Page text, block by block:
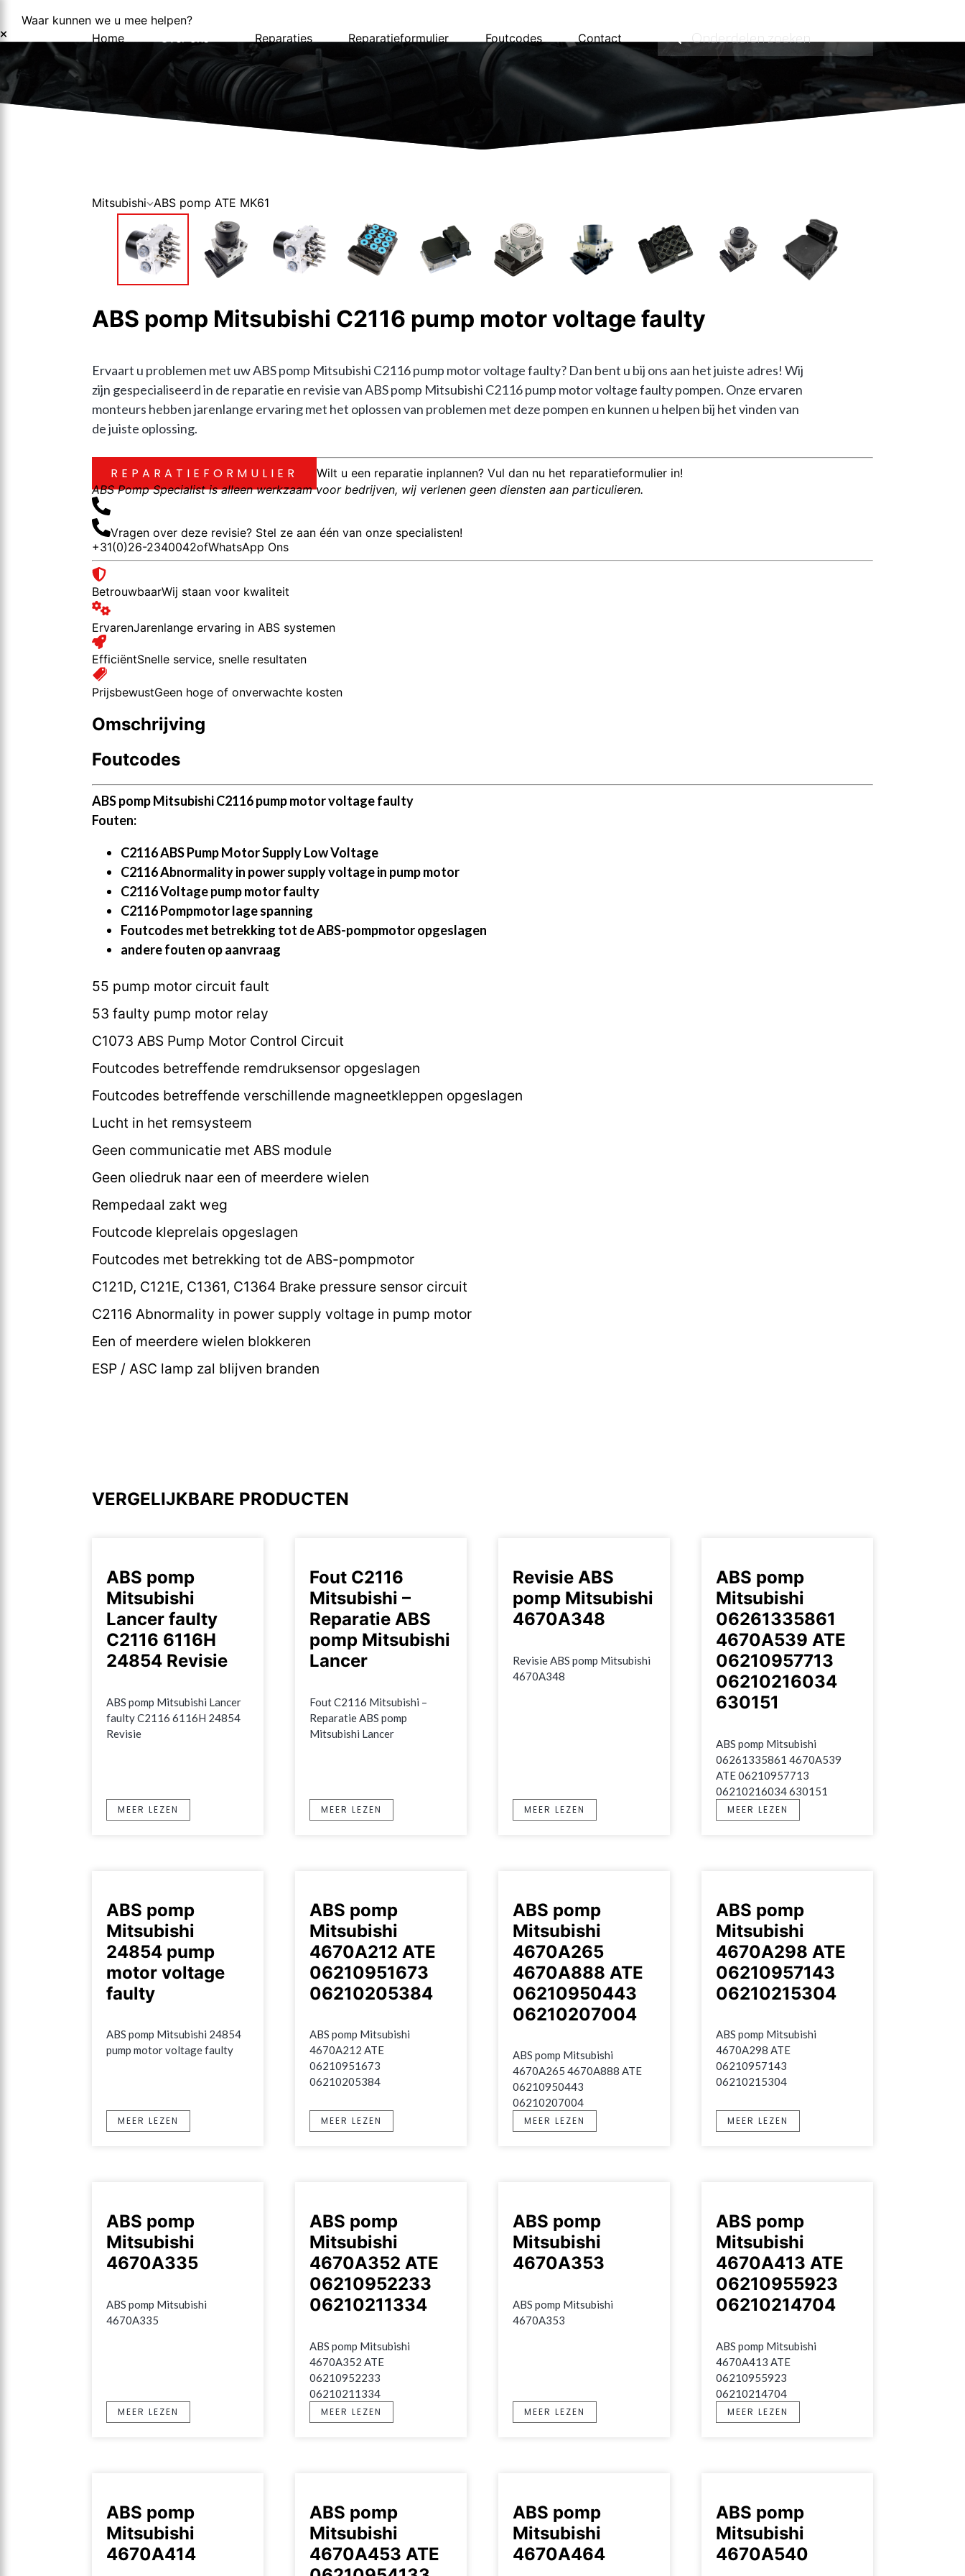
Waar kunnen we u mee helpen?
Home
Reparaties Reparatieformulier Foutcodes Contact
Mitsubishi ABS pomp ATE MK61
ABS pomp Mitsubishi C2116 pump motor voltage faulty
Ervaart u problemen met uw ABS pomp Mitsubishi C2116 pump motor voltage faulty? Dan bent u bij ons aan het juiste adres! Wij
zijn gespecialiseerd in de reparatie en revisie van ABS pomp Mitsubishi C2116 pump motor voltage faulty pompen. Onze ervaren
monteurs hebben jarenlange ervaring met het oplossen van problemen met deze pompen en kunnen u helpen bij het vinden van
de juiste oplossing.
REPARATIEFORMULIER
Wilt u een reparatie inplannen? Vul dan nu het reparatieformulier in!
ABS Pomp Specialist is alleen werkzaam voor bedrijven, wij verlenen geen diensten aan particulieren.
Vragen over deze revisie? Stel ze aan één van onze specialisten!
+31(0)26-2340042ofWhatsApp Ons
BetrouwbaarWij staan voor kwaliteit
ErvarenJarenlange ervaring in ABS systemen
EfficiëntSnelle service, snelle resultaten
PrijsbewustGeen hoge of onverwachte kosten
Omschrijving
Foutcodes
ABS pomp Mitsubishi C2116 pump motor voltage faulty
Fouten:
C2116 ABS Pump Motor Supply Low Voltage
C2116 Abnormality in power supply voltage in pump motor
C2116 Voltage pump motor faulty
C2116 Pompmotor lage spanning
Foutcodes met betrekking tot de ABS-pompmotor opgeslagen
andere fouten op aanvraag
55 pump motor circuit fault
53 faulty pump motor relay
C1073 ABS Pump Motor Control Circuit
Foutcodes betreffende remdruksensor opgeslagen
Foutcodes betreffende verschillende magneetkleppen opgeslagen
Lucht in het remsysteem
Geen communicatie met ABS module
Geen oliedruk naar een of meerdere wielen
Rempedaal zakt weg
Foutcode kleprelais opgeslagen
Foutcodes met betrekking tot de ABS-pompmotor
C121D, C121E, C1361, C1364 Brake pressure sensor circuit
C2116 Abnormality in power supply voltage in pump motor
Een of meerdere wielen blokkeren
ESP / ASC lamp zal blijven branden
VERGELIJKBARE PRODUCTEN
ABS pomp
Mitsubishi
Lancer faulty
C2116 6116H
24854 Revisie
ABS pomp Mitsubishi Lancer
faulty C2116 6116H 24854
Revisie
MEER LEZEN
Fout C2116
Mitsubishi –
Reparatie ABS
pomp Mitsubishi
Lancer
Fout C2116 Mitsubishi –
Reparatie ABS pomp
Mitsubishi Lancer
MEER LEZEN
Revisie ABS
pomp Mitsubishi
4670A348
Revisie ABS pomp Mitsubishi
4670A348
MEER LEZEN
ABS pomp
Mitsubishi
06261335861
4670A539 ATE
06210957713
06210216034
630151
ABS pomp Mitsubishi
06261335861 4670A539
ATE 06210957713
06210216034 630151
MEER LEZEN
ABS pomp
Mitsubishi
24854 pump
motor voltage
faulty
ABS pomp Mitsubishi 24854
pump motor voltage faulty
MEER LEZEN
ABS pomp
Mitsubishi
4670A212 ATE
06210951673
06210205384
ABS pomp Mitsubishi
4670A212 ATE
06210951673
06210205384
MEER LEZEN
ABS pomp
Mitsubishi
4670A265
4670A888 ATE
06210950443
06210207004
ABS pomp Mitsubishi
4670A265 4670A888 ATE
06210950443
06210207004
MEER LEZEN
ABS pomp
Mitsubishi
4670A298 ATE
06210957143
06210215304
ABS pomp Mitsubishi
4670A298 ATE
06210957143
06210215304
MEER LEZEN
ABS pomp
Mitsubishi
4670A335
ABS pomp Mitsubishi
4670A335
MEER LEZEN
ABS pomp
Mitsubishi
4670A352 ATE
06210952233
06210211334
ABS pomp Mitsubishi
4670A352 ATE
06210952233
06210211334
MEER LEZEN
ABS pomp
Mitsubishi
4670A353
ABS pomp Mitsubishi
4670A353
MEER LEZEN
ABS pomp
Mitsubishi
4670A413 ATE
06210955923
06210214704
ABS pomp Mitsubishi
4670A413 ATE
06210955923
06210214704
MEER LEZEN
ABS pomp
Mitsubishi
4670A414
ABS pomp
Mitsubishi
4670A453 ATE
ABS pomp
Mitsubishi
4670A464
ABS pomp
Mitsubishi
4670A540